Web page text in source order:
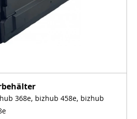
368e, bizhub 458e, bizhub